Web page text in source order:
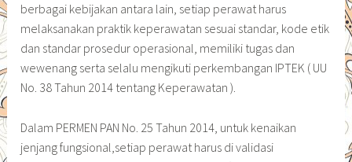
berbagai kebijakan antara lain, setiap perawat harus
melaksanakan praktik keperawatan sesuai standar, kode etik
dan standar prosedur operasional, memiliki tugas dan
wewenang serta selalu mengikuti perkembangan IPTEK ( UU
No. 38 Tahun 2014 tentang Keperawatan ).
Dalam PERMEN PAN No. 25 Tahun 2014, untuk kenaikan
jenjang fungsional,setiap perawat harus di validasi